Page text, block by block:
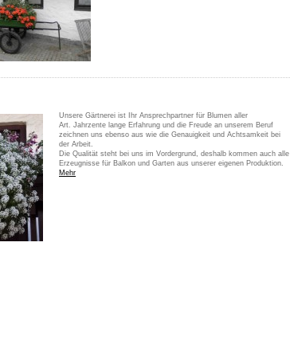
Unsere Gärtnerei ist Ihr Ansprechpartner für Blumen aller
Art. Jahrzente lange Erfahrung und die Freude an unserem Beruf
zeichnen uns ebenso aus wie die Genauigkeit und Achtsamkeit bei
der Arbeit.
Die Qualität steht bei uns im Vordergrund, deshalb kommen auch alle
Erzeugnisse für Balkon und Garten aus unserer eigenen Produktion.
Mehr